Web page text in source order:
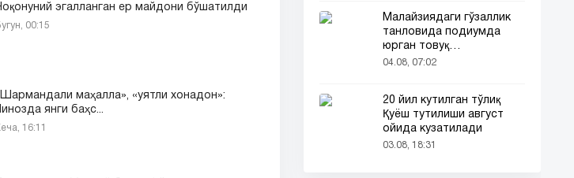
эгалланган ер майдони бўшатилди
00:15
маҳалла», «уятли хонадон»:
янги баҳс...
16:11
Малайзиядаги гўзаллик
танловида подиумда
юрган товуқ
томошабинлар
04.08, 07:02
20 йил кутилган тўлиқ
Қуёш тутилиши август
ойида кузатилади
03.08, 18:31